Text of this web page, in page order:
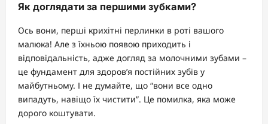
Як доглядати за першими зубками?
Ось вони, перші крихітні перлинки в роті вашого
малюка! Але з їхньою появою приходить і
відповідальність, адже догляд за молочними зубами –
це фундамент для здоров’я постійних зубів у
майбутньому. І не думайте, що “вони все одно
випадуть, навіщо їх чистити”. Це помилка, яка може
дорого коштувати.